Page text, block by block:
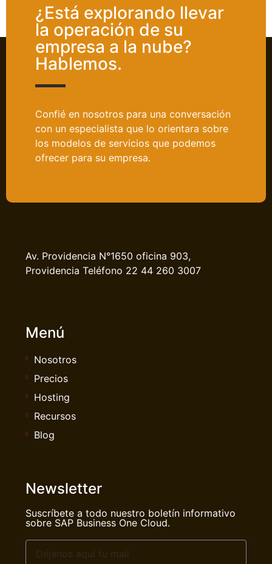
¿Está explorando llevar
la operación de su
empresa a la nube?
Hablemos.
Confié en nosotros para una conversación
con un especialista que lo orientara sobre
los modelos de servicios que podemos
ofrecer para su empresa.
Av. Providencia N°1650 oficina 903,
Providencia Teléfono 22 44 260 3007
Menú
Nosotros
Precios
Hosting
Recursos
Blog
Newsletter
Suscríbete a todo nuestro boletín informativo
sobre SAP Business One Cloud.